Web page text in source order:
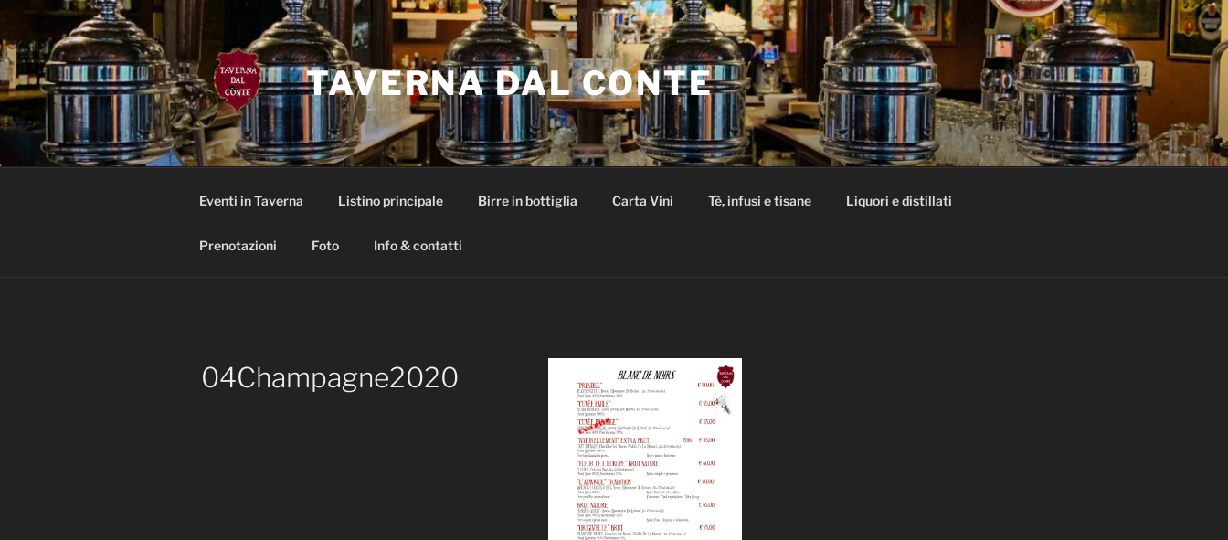
contenuto
TAVERNA DAL CONTE
Eventi in Taverna Listino principale Birre in bottiglia Carta Vini Tè, infusi e tisane Liquori e distillati
Prenotazioni Foto Info & contatti
04Champagne2020